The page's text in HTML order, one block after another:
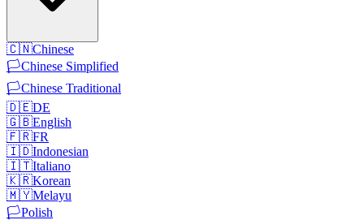
🇨🇳Chinese
🏳️Chinese Simplified
🏳️Chinese Traditional
🇩🇪DE
🇬🇧English
🇫🇷FR
🇮🇩Indonesian
🇮🇹Italiano
🇰🇷Korean
🇲🇾Melayu
🏳️Polish